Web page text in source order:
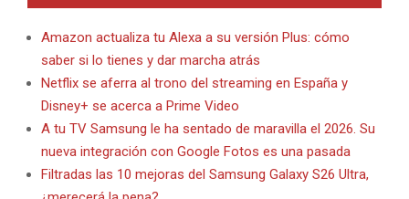
Amazon actualiza tu Alexa a su versión Plus: cómo
saber si lo tienes y dar marcha atrás
Netflix se aferra al trono del streaming en España y
Disney+ se acerca a Prime Video
A tu TV Samsung le ha sentado de maravilla el 2026. Su
nueva integración con Google Fotos es una pasada
Filtradas las 10 mejoras del Samsung Galaxy S26 Ultra,